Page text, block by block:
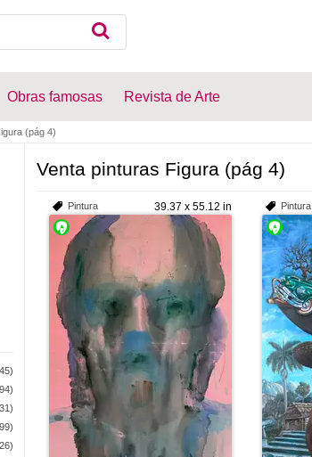
Obras famosas Revista de Arte
(pág 4)
Venta pinturas Figura (pág 4)
39.37 x 55.12 in
Pintura Pintura